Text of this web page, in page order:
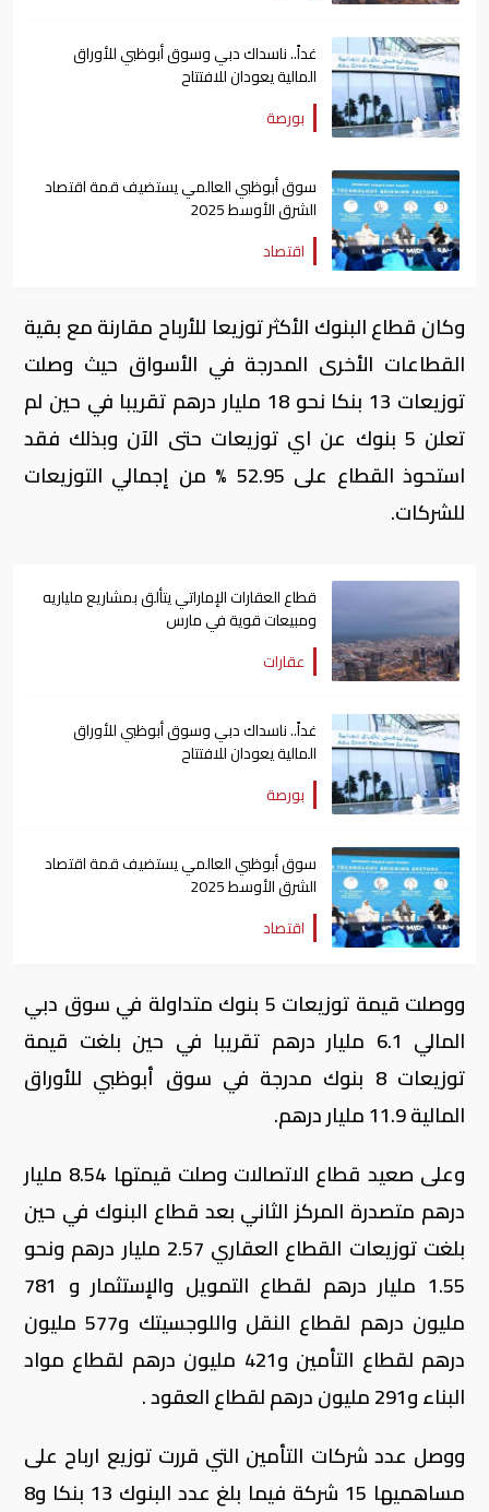
غداً.. ناسداك دبي وسوق أبوظبي للأوراق
المالية يعودان للافتتاح
بورصة
سوق أبوظبي العالمي يستضيف قمة اقتصاد
الشرق الأوسط 2025
اقتصاد
وكان قطاع البنوك الأكثر توزيعا للأرباح مقارنة مع بقية
القطاعات الأخرى المدرجة في الأسواق حيث وصلت
توزيعات 13 بنكا نحو 18 مليار درهم تقريبا في حين لم
تعلن 5 بنوك عن اي توزيعات حتى الآن وبذلك فقد
استحوذ القطاع على 52.95 % من إجمالي التوزيعات
للشركات.
قطاع العقارات الإماراتي يتألق بمشاريع ملياريه
ومبيعات قوية في مارس
عقارات
غداً.. ناسداك دبي وسوق أبوظبي للأوراق
المالية يعودان للافتتاح
بورصة
سوق أبوظبي العالمي يستضيف قمة اقتصاد
الشرق الأوسط 2025
اقتصاد
ووصلت قيمة توزيعات 5 بنوك متداولة في سوق دبي
المالي 6.1 مليار درهم تقريبا في حين بلغت قيمة
توزيعات 8 بنوك مدرجة في سوق أبوظبي للأوراق
المالية 11.9 مليار درهم.
وعلى صعيد قطاع الاتصالات وصلت قيمتها 8.54 مليار
درهم متصدرة المركز الثاني بعد قطاع البنوك في حين
بلغت توزيعات القطاع العقاري 2.57 مليار درهم ونحو
1.55 مليار درهم لقطاع التمويل والإستثمار و 781
مليون درهم لقطاع النقل واللوجسيتك و577 مليون
درهم لقطاع التأمين و421 مليون درهم لقطاع مواد
البناء و291 مليون درهم لقطاع العقود .
ووصل عدد شركات التأمين التي قررت توزيع ارباح على
مساهميها 15 شركة فيما بلغ عدد البنوك 13 بنكا و8